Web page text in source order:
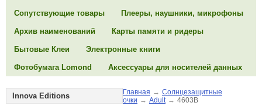
Сопутствующие товары Плееры, наушники, микрофоны
Архив наименований Карты памяти и ридеры
Бытовые Клеи Электронные книги
Фотобумага Lomond Аксессуары для носителей данных
Innova Editions Главная → Солнцезащитные
очки → Adult → 4603B